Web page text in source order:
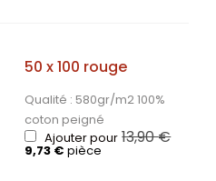
50 x 100 rouge
Qualité : 580gr/m2 100%
coton peigné
Ajouter pour 13,90€
9,73 € pièce